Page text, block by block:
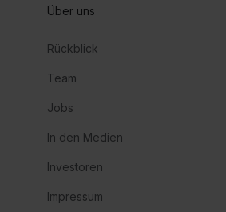
Über uns
Rückblick
Team
Jobs
In den Medien
Investoren
Impressum